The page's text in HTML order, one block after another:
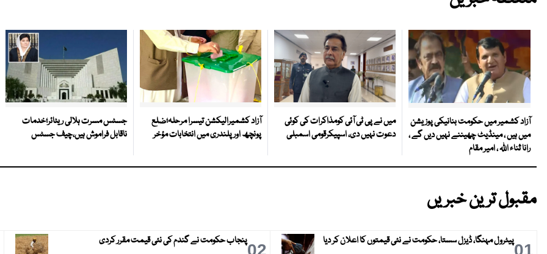
آزاد کشمیر میں حکومت بنانیکی پوزیشن
میں ہیں ، مینڈیٹ چھیننے نہیں دیں گے ،
رانا ثناء اللہ ، امیر مقام
میں نے پی ٹی آئی کومذاکرات کی کوئی
دعوت نہیں دی، اسپیکرقومی اسمبلی
آزاد کشمیرالیکشن تیسرا مرحلہ؛ضلع
پونچھ اور پلندری میں انتخابات مؤخر
جسٹس مسرت ہلالی ریٹائر؛خدمات
ناقابل فراموش ہیں،چیف جسٹس
مقبول ترین خبریں
01پیٹرول مہنگا، ڈیزل سستا، حکومت نے نئی قیمتوں کا اعلان کر دیا 02پنجاب حکومت نے گندم کی نئی قیمت مقرر کردی